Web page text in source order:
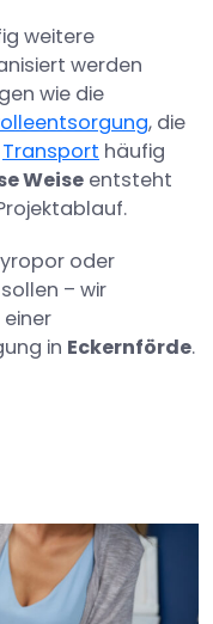
weitere
werden
wie die
, die
Transport häufig
Weise entsteht
oder
– wir
in Eckernförde.